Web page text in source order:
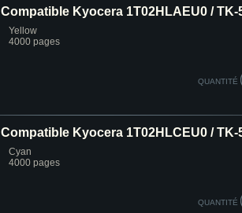
Compatible Kyocera 1T02HLAEU0 / TK-
Yellow
4000 pages
QUANTITÉ
Compatible Kyocera 1T02HLCEU0 / TK-
Cyan
4000 pages
QUANTITÉ